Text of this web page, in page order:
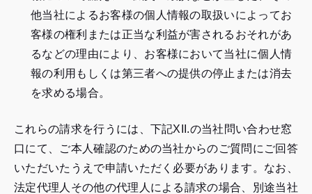
他当社によるお客様の個人情報の取扱いによってお
客様の権利または正当な利益が害されるおそれがあ
るなどの理由により、お客様において当社に個人情
報の利用もしくは第三者への提供の停止または消去
を求める場合。
これらの請求を行うには、下記XII.の当社問い合わせ窓
口にて、ご本人確認のための当社からのご質問にご回答
いただいたうえで申請いただく必要があります。なお、
法定代理人その他の代理人による請求の場合、別途当社